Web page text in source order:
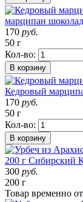
марципан
170 руб.
50 г
Кол-во:
В корзину
Кедровый
170 руб.
50 г
Кол-во:
В корзину
200 г Сибирский
300 руб.
200 г
Товар временно